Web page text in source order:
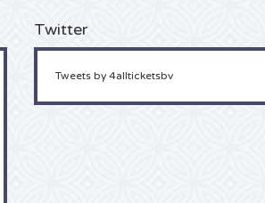
Twitter
Tweets by 4allticketsbv